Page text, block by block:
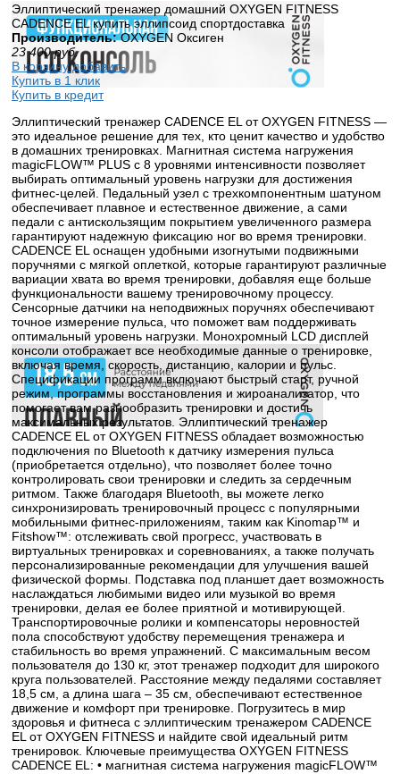
Эллиптический тренажер домашний OXYGEN FITNESS
CADENCE EL купить эллипсоид спортдоставка
Производитель:OXYGEN Оксиген
23 400 руб.
В корзину добавить
Купить в 1 клик
Купить в кредит
Эллиптический тренажер CADENCE EL от OXYGEN FITNESS —
это идеальное решение для тех, кто ценит качество и удобство
в домашних тренировках. Магнитная система нагружения
magicFLOW™ PLUS с 8 уровнями интенсивности позволяет
выбирать оптимальный уровень нагрузки для достижения
фитнес-целей. Педальный узел с трехкомпонентным шатуном
обеспечивает плавное и естественное движение, а сами
педали с антискользящим покрытием увеличенного размера
гарантируют надежную фиксацию ног во время тренировки.
CADENCE EL оснащен удобными изогнутыми подвижными
поручнями с мягкой оплеткой, которые гарантируют различные
вариации хвата во время тренировки, добавляя еще больше
функциональности вашему тренировочному процессу.
Сенсорные датчики на неподвижных поручнях обеспечивают
точное измерение пульса, что поможет вам поддерживать
оптимальный уровень нагрузки. Монохромный LCD дисплей
консоли отображает все необходимые данные о тренировке,
включая время, скорость, дистанцию, калории и пульс.
Спецификации программ включают быстрый старт, ручной
режим, программы восстановления и жироанализатор, что
помогает вам разнообразить тренировки и достичь
максимальных результатов. Эллиптический тренажер
CADENCE EL от OXYGEN FITNESS обладает возможностью
подключения по Bluetooth к датчику измерения пульса
(приобретается отдельно), что позволяет более точно
контролировать свои тренировки и следить за сердечным
ритмом. Также благодаря Bluetooth, вы можете легко
синхронизировать тренировочный процесс с популярными
мобильными фитнес-приложениям, таким как Kinomap™ и
Fitshow™: отслеживать свой прогресс, участвовать в
виртуальных тренировках и соревнованиях, а также получать
персонализированные рекомендации для улучшения вашей
физической формы. Подставка под планшет дает возможность
наслаждаться любимыми видео или музыкой во время
тренировки, делая ее более приятной и мотивирующей.
Транспортировочные ролики и компенсаторы неровностей
пола способствуют удобству перемещения тренажера и
стабильность во время упражнений. С максимальным весом
пользователя до 130 кг, этот тренажер подходит для широкого
круга пользователей. Расстояние между педалями составляет
18,5 см, а длина шага – 35 см, обеспечивают естественное
движение и комфорт при тренировке. Погрузитесь в мир
здоровья и фитнеса с эллиптическим тренажером CADENCE
EL от OXYGEN FITNESS и найдите свой идеальный ритм
тренировок. Ключевые преимущества OXYGEN FITNESS
CADENCE EL: • магнитная система нагружения magicFLOW™